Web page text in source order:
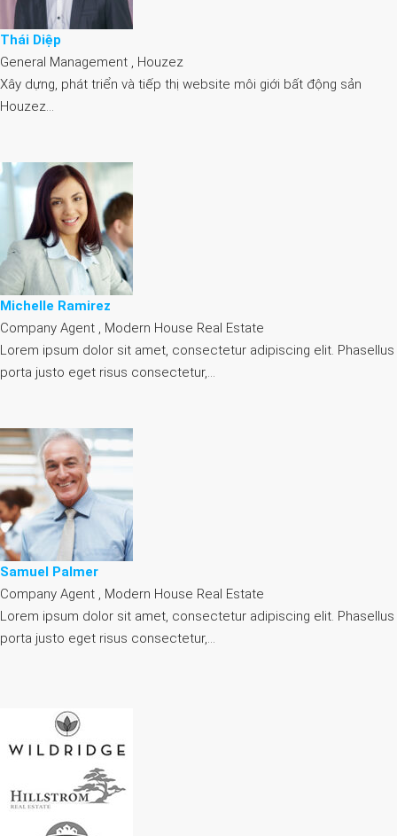
Thái Diệp
General Management , Houzez
Xây dựng, phát triển và tiếp thị website môi giới bất động sản
Houzez…
Michelle Ramirez
Company Agent , Modern House Real Estate
Lorem ipsum dolor sit amet, consectetur adipiscing elit. Phasellus
porta justo eget risus consectetur,…
Samuel Palmer
Company Agent , Modern House Real Estate
Lorem ipsum dolor sit amet, consectetur adipiscing elit. Phasellus
porta justo eget risus consectetur,…